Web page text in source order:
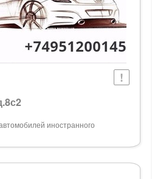
иностранного